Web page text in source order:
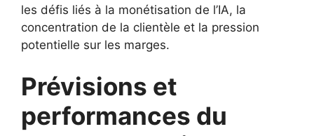
les défis liés à la monétisation de l’IA, la
concentration de la clientèle et la pression
potentielle sur les marges.
Prévisions et
performances du